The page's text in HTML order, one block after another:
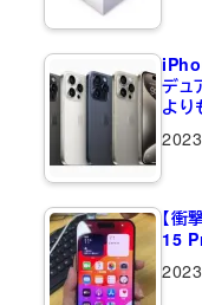
デュ
より
【衝
15